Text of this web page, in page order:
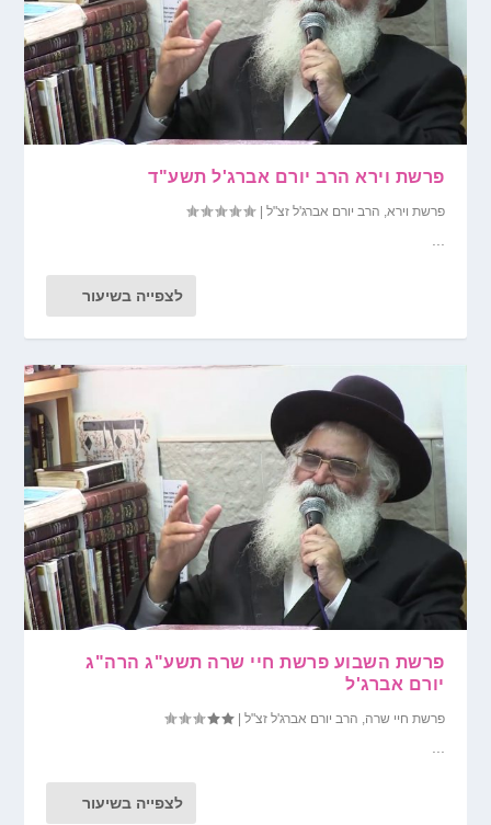
פרשת וירא הרב יורם אברג'ל תשע"ד
פרשת וירא, הרב יורם אברג'ל זצ"ל |
...
לצפייה בשיעור
פרשת השבוע פרשת חיי שרה תשע"ג הרה"ג
יורם אברג'ל
פרשת חיי שרה, הרב יורם אברג'ל זצ"ל |
לצפייה בשיעור